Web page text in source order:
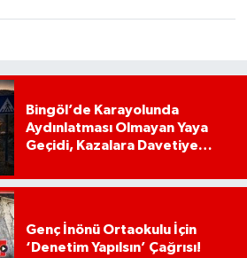
Bingöl’de Karayolunda
Aydınlatması Olmayan Yaya
Geçidi, Kazalara Davetiye
Genç İnönü Ortaokulu İçin
‘Denetim Yapılsın’ Çağrısı!